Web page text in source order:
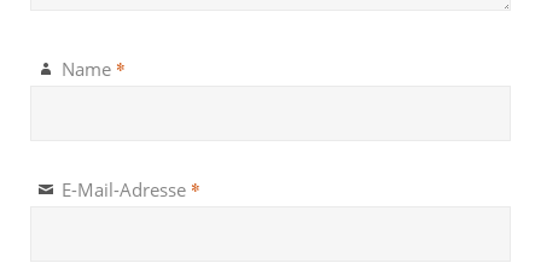
Name *
E-Mail-Adresse *